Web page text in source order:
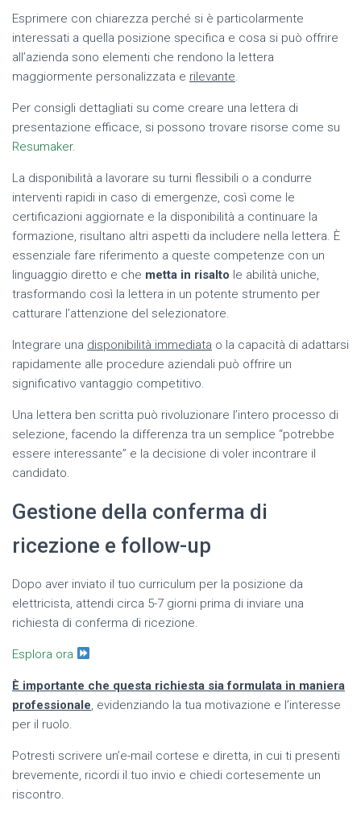
Esprimere con chiarezza perché si è particolarmente
interessati a quella posizione specifica e cosa si può offrire
all’azienda sono elementi che rendono la lettera
maggiormente personalizzata e rilevante.
Per consigli dettagliati su come creare una lettera di
presentazione efficace, si possono trovare risorse come su
Resumaker.
La disponibilità a lavorare su turni flessibili o a condurre
interventi rapidi in caso di emergenze, così come le
certificazioni aggiornate e la disponibilità a continuare la
formazione, risultano altri aspetti da includere nella lettera. È
essenziale fare riferimento a queste competenze con un
linguaggio diretto e che metta in risalto le abilità uniche,
trasformando così la lettera in un potente strumento per
catturare l’attenzione del selezionatore.
Integrare una disponibilità immediata o la capacità di adattarsi
rapidamente alle procedure aziendali può offrire un
significativo vantaggio competitivo.
Una lettera ben scritta può rivoluzionare l’intero processo di
selezione, facendo la differenza tra un semplice “potrebbe
essere interessante” e la decisione di voler incontrare il
candidato.
Gestione della conferma di
ricezione e follow-up
Dopo aver inviato il tuo curriculum per la posizione da
elettricista, attendi circa 5-7 giorni prima di inviare una
richiesta di conferma di ricezione.
Esplora ora
È importante che questa richiesta sia formulata in maniera
professionale, evidenziando la tua motivazione e l’interesse
per il ruolo.
Potresti scrivere un’e-mail cortese e diretta, in cui ti presenti
brevemente, ricordi il tuo invio e chiedi cortesemente un
riscontro.